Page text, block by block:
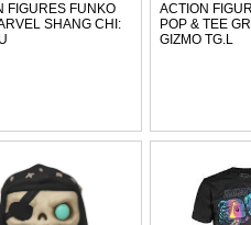
FIGURES FUNKO
SHANG CHI:
ACTION
POP & TEE
GIZMO TG.L